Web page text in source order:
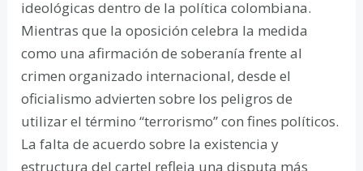
ideológicas dentro de la política colombiana.
Mientras que la oposición celebra la medida
como una afirmación de soberanía frente al
crimen organizado internacional, desde el
oficialismo advierten sobre los peligros de
utilizar el término “terrorismo” con fines políticos.
La falta de acuerdo sobre la existencia y
estructura del cartel refleja una disputa más